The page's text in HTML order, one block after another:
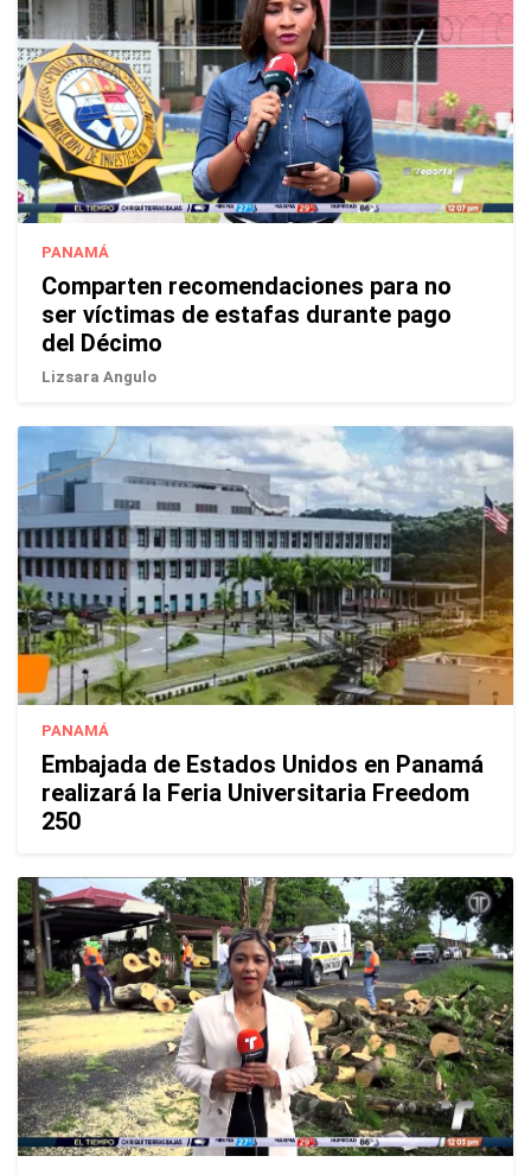
PANAMÁ
Comparten recomendaciones para no
ser víctimas de estafas durante pago
del Décimo
Lizsara Angulo
PANAMÁ
Embajada de Estados Unidos en Panamá
realizará la Feria Universitaria Freedom
250